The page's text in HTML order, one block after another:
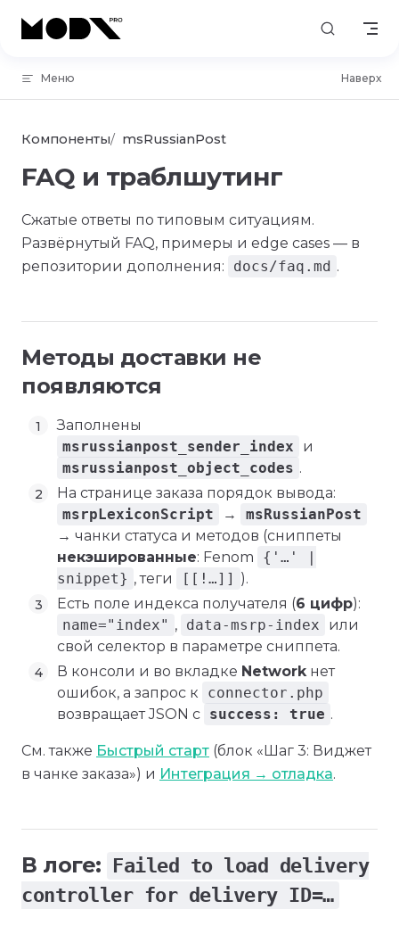
Skip to content
Меню Наверх
Компоненты msRussianPost
FAQ и траблшутинг
Сжатые ответы по типовым ситуациям.
Развёрнутый FAQ, примеры и edge cases — в
репозитории дополнения:
docs/faq.md .
Методы доставки не
появляются
Заполнены
msrussianpost_sender_index
и
msrussianpost_object_codes .
На странице заказа порядок вывода:
msrpLexiconScript
→
msRussianPost
→ чанки статуса и методов (сниппеты
некэшированные: Fenom
{'…' |
snippet} , теги [[!…]] ).
Есть поле индекса получателя (6 цифр):
name="index" , data-msrp-index
или
свой селектор в параметре сниппета.
В консоли и во вкладке Networkнет
ошибок, а запрос к
connector.php
возвращает JSON с success: true .
См. также Быстрый старт (блок «Шаг 3: Виджет
в чанке заказа») и Интеграция → отладка.
В логе: Failed to load delivery
controller for delivery ID=…